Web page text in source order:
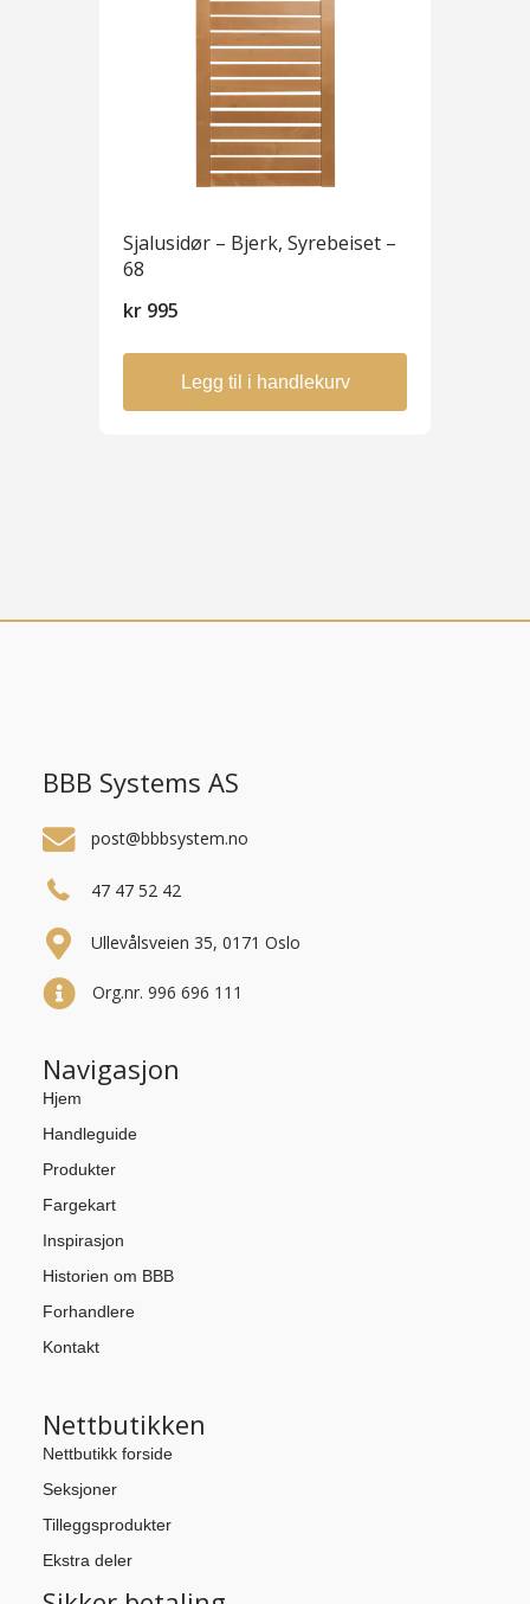
Sjalusidør – Bjerk, Syrebeiset –
68
kr 995
Legg til i handlekurv
BBB Systems AS
post@bbbsystem.no
47 47 52 42
Ullevålsveien 35, 0171 Oslo
Org.nr. 996 696 111
Navigasjon
Hjem
Handleguide
Produkter
Fargekart
Inspirasjon
Historien om BBB
Forhandlere
Kontakt
Nettbutikken
Nettbutikk forside
Seksjoner
Tilleggsprodukter
Ekstra deler